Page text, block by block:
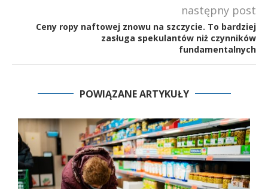
następny post
Ceny ropy naftowej znowu na szczycie. To bardziej
zasługa spekulantów niż czynników
fundamentalnych
POWIĄZANE ARTYKUŁY